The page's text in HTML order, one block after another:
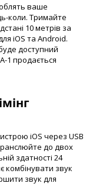
ваше
коли. Тримайте
10 метрів за
iOS та Android.
доступний
1 продається
iOS через USB
до двох
здатності 24
комбінувати звук
звук для